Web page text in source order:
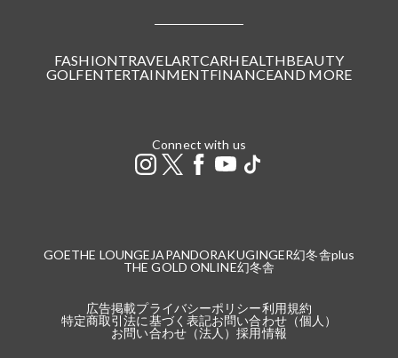
FASHIONTRAVEL ARTCARHEALTHBEAUTY
GOLFENTERTAINMENTFINANCEAND MORE
Connect with us
GOETHE LOUNGE JAPANDORAKUGINGER幻冬舎plus
THE GOLD ONLINE幻冬舎
広告掲載プライバシーポリシー利用規約
特定商取引法に基づく表記お問い合わせ（個人）
お問い合わせ（法人）採用情報